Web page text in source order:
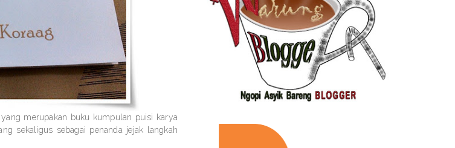
merupakan buku kumpulan puisi karya
sekaligus sebagai penanda jejak langkah